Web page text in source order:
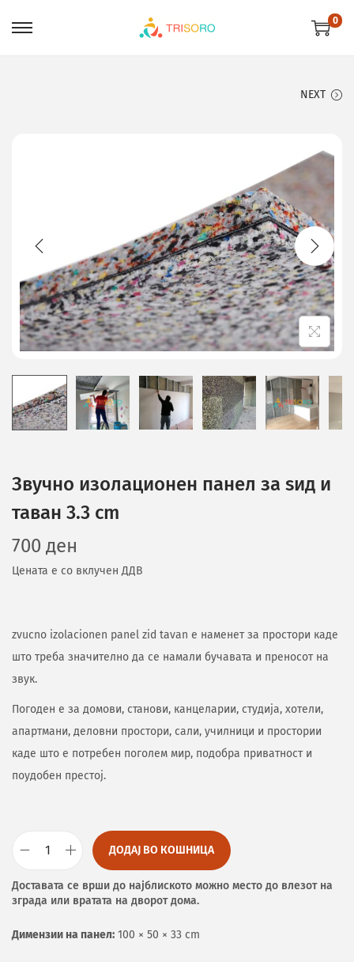
0
NEXT
Звучно изолационен панел за ѕид и
таван 3.3 cm
700 ден
Цената е со вклучен ДДВ
zvucno izolacionen panel zid tavan е наменет за простори каде
што треба значително да се намали бучавата и преносот на
звук.
Погоден е за домови, станови, канцеларии, студија, хотели,
апартмани, деловни простори, сали, училници и простории
каде што е потребен поголем мир, подобра приватност и
поудобен престој.
ДОДАЈ ВО КОШНИЦА
Доставата се врши до најблиското можно место до влезот на
зграда или вратата на дворот дома.
Димензии на панел: 100 × 50 × 33 cm